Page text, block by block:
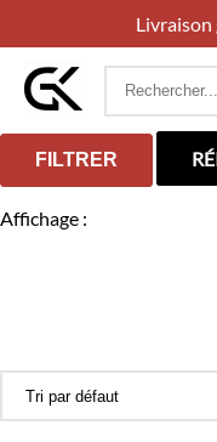
Rechercher
FILTRER
Affichage :